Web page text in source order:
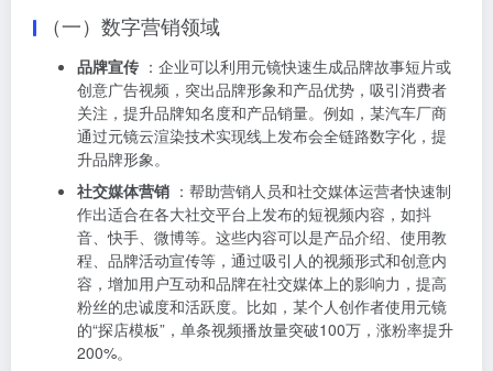
（一）数字营销领域
品牌宣传 ：企业可以利用元镜快速生成品牌故事短片或
创意广告视频，突出品牌形象和产品优势，吸引消费者
关注，提升品牌知名度和产品销量。例如，某汽车厂商
通过元镜云渲染技术实现线上发布会全链路数字化，提
升品牌形象。
社交媒体营销 ：帮助营销人员和社交媒体运营者快速制
作出适合在各大社交平台上发布的短视频内容，如抖
音、快手、微博等。这些内容可以是产品介绍、使用教
程、品牌活动宣传等，通过吸引人的视频形式和创意内
容，增加用户互动和品牌在社交媒体上的影响力，提高
粉丝的忠诚度和活跃度。比如，某个人创作者使用元镜
的“探店模板”，单条视频播放量突破100万，涨粉率提升
200%。